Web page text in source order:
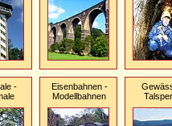
-
Eisenbahnen -
Modellbahnen